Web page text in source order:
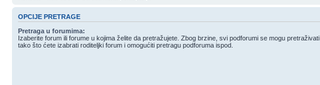
OPCIJE PRETRAGE
Pretraga u forumima:
Izaberite forum ili forume u kojima želite da pretražujete. Zbog brzine, svi podforumi se mogu pretraživati
tako što ćete izabrati roditeljki forum i omogućiti pretragu podforuma ispod.